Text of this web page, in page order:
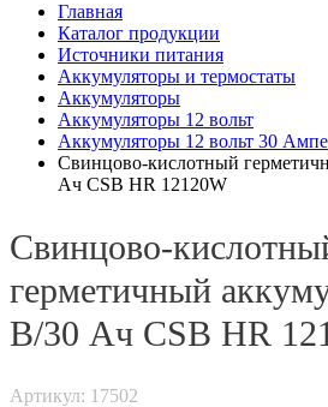
Главная
Каталог продукции
Источники питания
Аккумуляторы и термостаты
Аккумуляторы
Аккумуляторы 12 вольт
Аккумуляторы 12 вольт 30
Свинцово-кислотный
Ач CSB HR 12120W
Свинцово-
герметичный
В/30 Ач CSB HR
Артикул: 17502